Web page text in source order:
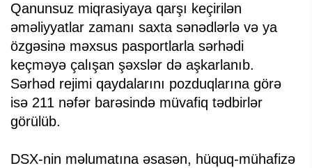
Qanunsuz miqrasiyaya qarşı keçirilən
əməliyyatlar zamanı saxta sənədlərlə və ya
özgəsinə məxsus pasportlarla sərhədi
keçməyə çalışan şəxslər də aşkarlanıb.
Sərhəd rejimi qaydalarını pozduqlarına görə
isə 211 nəfər barəsində müvafiq tədbirlər
görülüb.
DSX-nin məlumatına əsasən, hüquq-mühafizə